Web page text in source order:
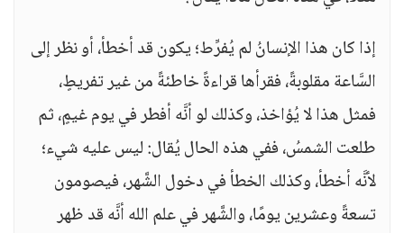
إذا كان هذا الإنسانُ لم يُفرِّط؛ يكون قد أخطأ، أو نظر إلى
السَّاعة مقلوبةً، فقرأها قراءةً خاطئةً من غير تفريطٍ،
فمثل هذا لا يُؤاخذ، وكذلك لو أنَّه أفطر في يوم غيمٍ، ثم
طلعت الشمسُ، ففي هذه الحال يُقال: ليس عليه شيء؛
لأنَّه أخطأ، وكذلك الخطأ في دخول الشَّهر، فيصومون
تسعةً وعشرين يومًا، والشَّهر في علم الله أنَّه قد ظهر